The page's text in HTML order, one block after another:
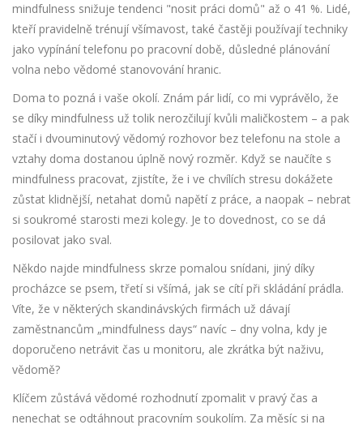
mindfulness snižuje tendenci "nosit práci domů" až o 41 %. Lidé,
kteří pravidelně trénují všímavost, také častěji používají techniky
jako vypínání telefonu po pracovní době, důsledné plánování
volna nebo vědomé stanovování hranic.
Doma to pozná i vaše okolí. Znám pár lidí, co mi vyprávělo, že
se díky mindfulness už tolik nerozčilují kvůli maličkostem – a pak
stačí i dvouminutový vědomý rozhovor bez telefonu na stole a
vztahy doma dostanou úplně nový rozměr. Když se naučíte s
mindfulness pracovat, zjistíte, že i ve chvílích stresu dokážete
zůstat klidnější, netahat domů napětí z práce, a naopak – nebrat
si soukromé starosti mezi kolegy. Je to dovednost, co se dá
posilovat jako sval.
Někdo najde mindfulness skrze pomalou snídani, jiný díky
procházce se psem, třetí si všímá, jak se cítí při skládání prádla.
Víte, že v některých skandinávských firmách už dávají
zaměstnancům „mindfulness days“ navíc – dny volna, kdy je
doporučeno netrávit čas u monitoru, ale zkrátka být naživu,
vědomě?
Klíčem zůstává vědomé rozhodnutí zpomalit v pravý čas a
nenechat se odtáhnout pracovním soukolím. Za měsíc si na